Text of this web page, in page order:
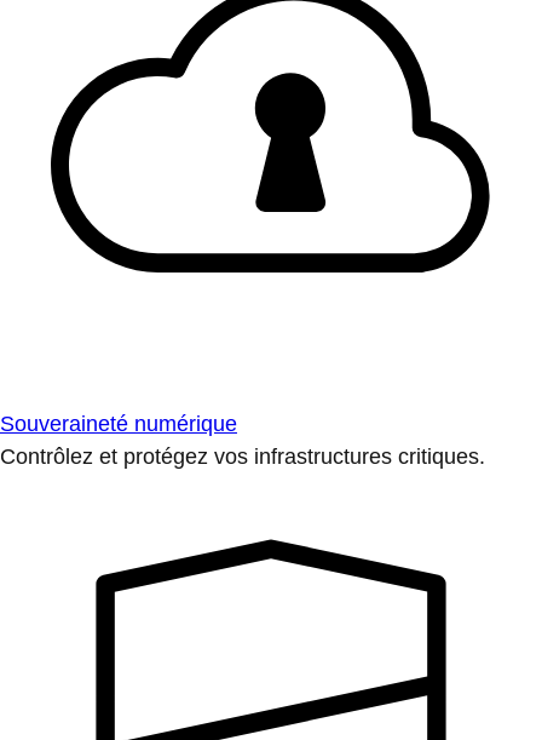
Souveraineté numérique
Contrôlez et protégez vos infrastructures critiques.